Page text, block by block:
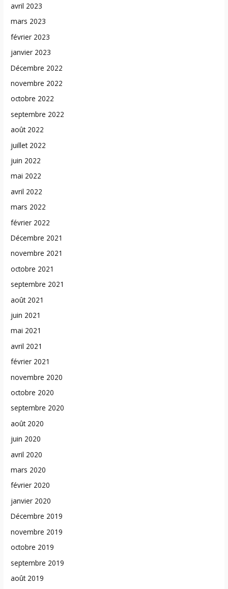
avril 2023
mars 2023
février 2023
janvier 2023
Décembre 2022
novembre 2022
octobre 2022
septembre 2022
août 2022
juillet 2022
juin 2022
mai 2022
avril 2022
mars 2022
février 2022
Décembre 2021
novembre 2021
octobre 2021
septembre 2021
août 2021
juin 2021
mai 2021
avril 2021
février 2021
novembre 2020
octobre 2020
septembre 2020
août 2020
juin 2020
avril 2020
mars 2020
février 2020
janvier 2020
Décembre 2019
novembre 2019
octobre 2019
septembre 2019
août 2019